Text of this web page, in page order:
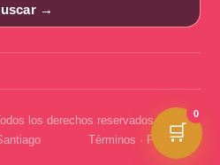
→
los derechos reservados
Términos · Privacidad
🛒
0